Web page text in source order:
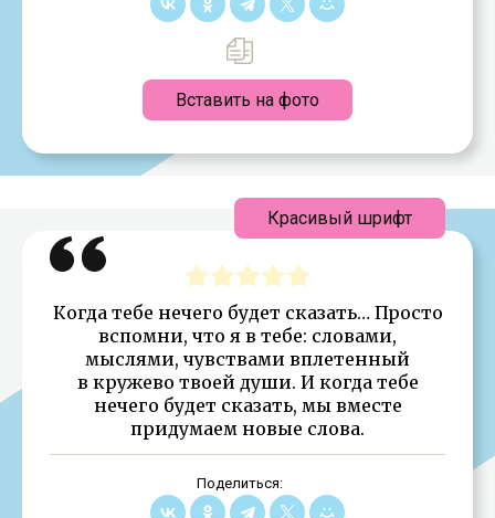
Вставить на фото
Когда тебе нечего будет сказать… Просто
вспомни, что я в тебе: словами,
мыслями, чувствами вплетенный
в кружево твоей души. И когда тебе
нечего будет сказать, мы вместе
придумаем новые слова.
Поделиться:
Красивый шрифт